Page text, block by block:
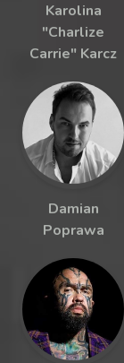
Karolina
"Charlize
Carrie" Karcz
Damian
Poprawa